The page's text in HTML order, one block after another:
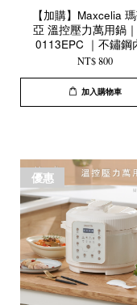
【加購】Maxcelia
亞 溫控壓力萬用鍋
0113EPC ｜不鏽鋼
NT$ 800
加入購物車
優惠